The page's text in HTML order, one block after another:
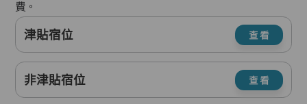
費。
津貼宿位 查看
非津貼宿位 查看